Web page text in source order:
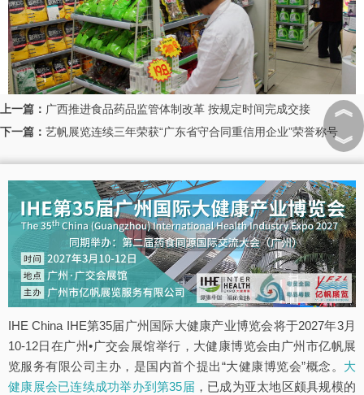
上一篇： 广西推进食品药品监管体制改革 按规定时间完成交接
下一篇： 艺帆展览连续三年荣获“广东省守合同重信用企业”荣誉称号
IHE China IHE第35届广州国际大健康产业博览会将于2027年3月
10-12日在广州•广交会展馆举行，大健康博览会由广州市亿帆展
览服务有限公司主办，是国内首个提出“大健康博览会”概念。 大
健康展会已连续成功举办到第35届 ，已成为亚太地区颇具规模的
︽
︾